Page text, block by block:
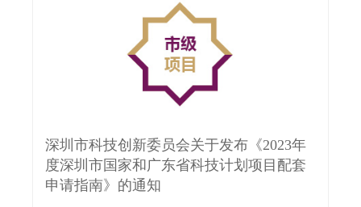
深圳市科技创新委员会关于发布《2023年
度深圳市国家和广东省科技计划项目配套
申请指南》的通知